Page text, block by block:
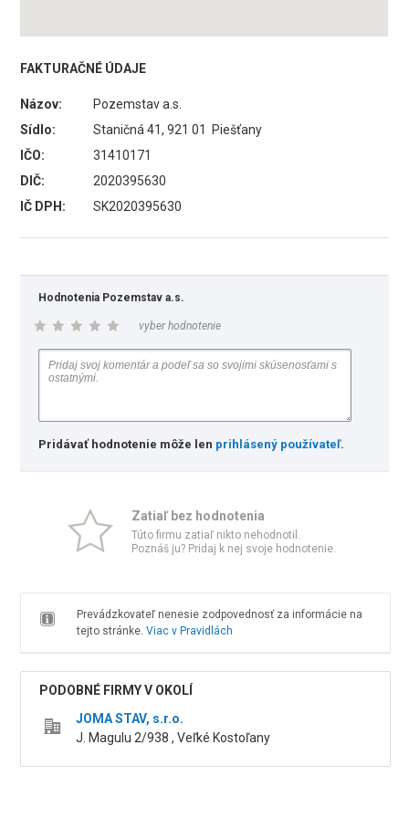
FAKTURAČNÉ ÚDAJE
Názov:
Pozemstav a.s.
Sídlo:
Staničná 41, 921 01 Piešťany
IČO:
31410171
DIČ:
2020395630
IČ DPH:
SK2020395630
Hodnotenia Pozemstav a.s.
vyber hodnotenie
Pridávať hodnotenie môže len prihlásený používateľ.
Zatiaľ bez hodnotenia
Túto firmu zatiaľ nikto nehodnotil.
Poznáš ju? Pridaj k nej svoje hodnotenie.
Prevádzkovateľ nenesie zodpovednosť za informácie na
tejto stránke. Viac v Pravidlách
PODOBNÉ FIRMY V OKOLÍ
JOMA STAV, s.r.o.
J. Magulu 2/938 , Veľké Kostoľany